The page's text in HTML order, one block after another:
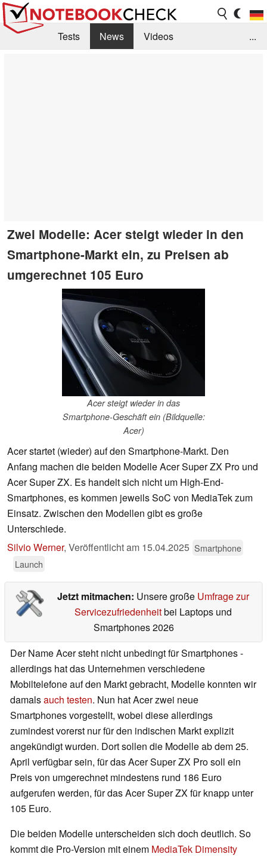
Tests News
Videos
...
Zwei Modelle: Acer steigt wieder in den
Smartphone-Markt ein, zu Preisen ab
umgerechnet 105 Euro
Acer steigt wieder in das
Smartphone-Geschäft ein (Bildquelle:
Acer)
Acer startet (wieder) auf den Smartphone-Markt. Den
Anfang machen die beiden Modelle Acer Super ZX Pro und
Acer Super ZX. Es handelt sich nicht um High-End-
Smartphones, es kommen jeweils SoC von MediaTek zum
Einsatz. Zwischen den Modellen gibt es große
Unterschiede.
Silvio Werner, Veröffentlicht am 15.04.2025 Smartphone
Launch
Jetzt mitmachen: Unsere große Umfrage zur
Servicezufriedenheitbei Laptops und
Smartphones 2026
Der Name Acer steht nicht unbedingt für Smartphones -
allerdings hat das Unternehmen verschiedene
Mobiltelefone auf den Markt gebracht, Modelle konnten wir
damalsauch testen. Nun hat Acer zwei neue
Smartphones vorgestellt, wobei diese allerdings
zumindest vorerst nur für den indischen Markt explizit
angekündigt wurden. Dort sollen die Modelle ab dem 25.
April verfügbar sein, für das Acer Super ZX Pro soll ein
Preis von umgerechnet mindestens rund 186 Euro
aufgerufen werden, für das Acer Super ZX für knapp unter
105 Euro.
Die beiden Modelle unterscheiden sich doch deutlich. So
kommt die Pro-Version mit einem MediaTek Dimensity